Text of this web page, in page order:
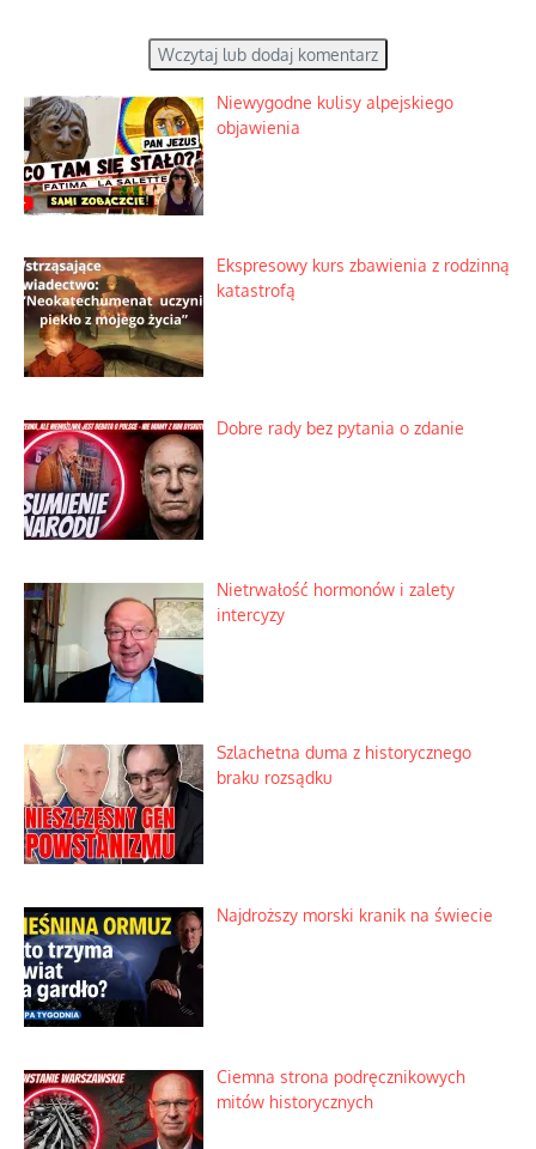
Wczytaj lub dodaj komentarz
Niewygodne kulisy alpejskiego
objawienia
Ekspresowy kurs zbawienia z rodzinną
katastrofą
Dobre rady bez pytania o zdanie
Nietrwałość hormonów i zalety
intercyzy
Szlachetna duma z historycznego
braku rozsądku
Najdroższy morski kranik na świecie
Ciemna strona podręcznikowych
mitów historycznych